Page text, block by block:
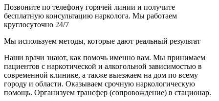
Позвоните по телефону горячей линии и получите
бесплатную консультацию нарколога. Мы работаем
круглосуточно 24/7
Мы используем методы, которые дают реальный результат
Наши врачи знают, как помочь именно вам. Мы принимаем
пациентов с наркотической и алкогольной зависимостью в
современной клинике, а также выезжаем на дом по всему
городу и области. Оказываем срочную наркологическую
помощь. Организуем трансфер (сопровождение) в стационар.